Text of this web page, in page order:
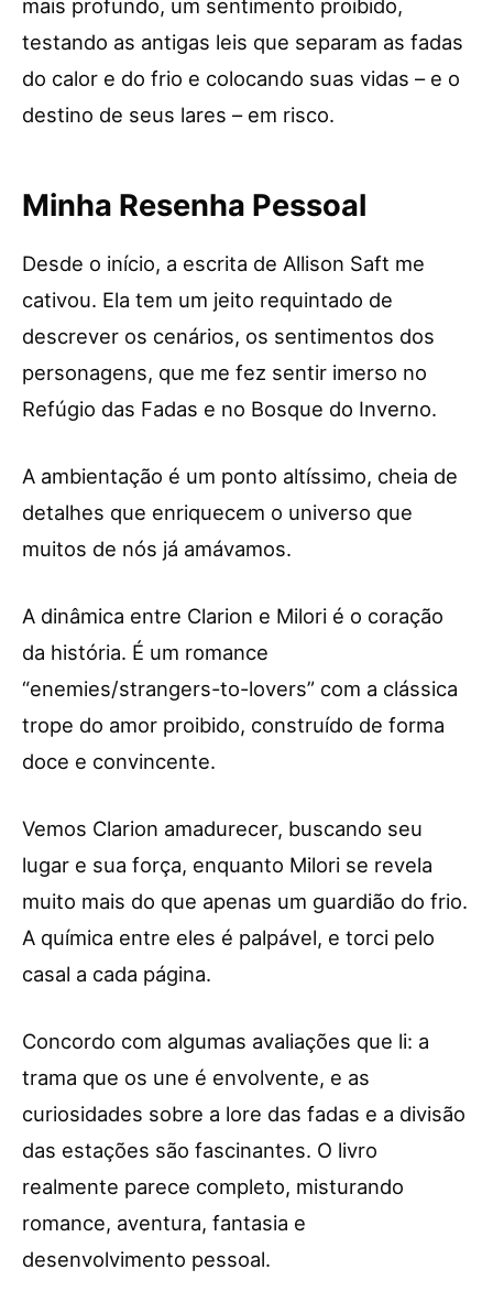
mais profundo, um sentimento proibido,
testando as antigas leis que separam as fadas
do calor e do frio e colocando suas vidas – e o
destino de seus lares – em risco.
Minha Resenha Pessoal
Desde o início, a escrita de Allison Saft me
cativou. Ela tem um jeito requintado de
descrever os cenários, os sentimentos dos
personagens, que me fez sentir imerso no
Refúgio das Fadas e no Bosque do Inverno.
A ambientação é um ponto altíssimo, cheia de
detalhes que enriquecem o universo que
muitos de nós já amávamos.
A dinâmica entre Clarion e Milori é o coração
da história. É um romance
“enemies/strangers-to-lovers” com a clássica
trope do amor proibido, construído de forma
doce e convincente.
Vemos Clarion amadurecer, buscando seu
lugar e sua força, enquanto Milori se revela
muito mais do que apenas um guardião do frio.
A química entre eles é palpável, e torci pelo
casal a cada página.
Concordo com algumas avaliações que li: a
trama que os une é envolvente, e as
curiosidades sobre a lore das fadas e a divisão
das estações são fascinantes. O livro
realmente parece completo, misturando
romance, aventura, fantasia e
desenvolvimento pessoal.